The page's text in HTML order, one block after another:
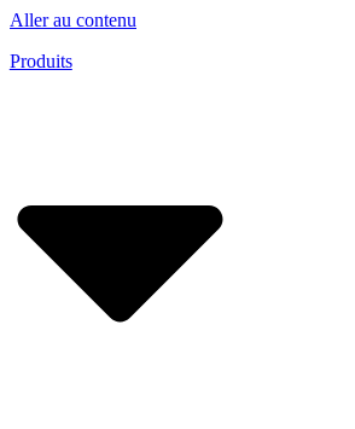
Aller au contenu
Produits